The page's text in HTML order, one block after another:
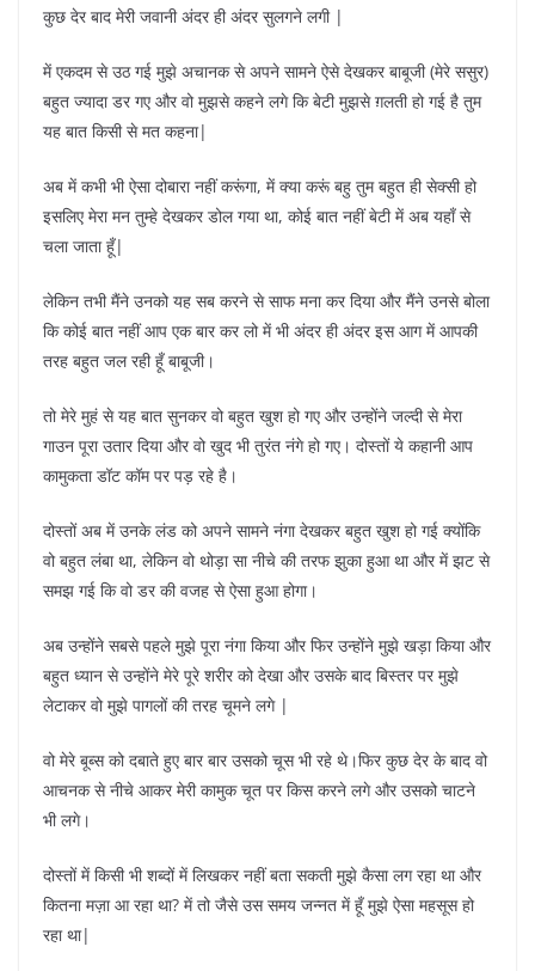
कुछ देर बाद मेरी जवानी अंदर ही अंदर सुलगने लगी |
में एकदम से उठ गई मुझे अचानक से अपने सामने ऐसे देखकर बाबूजी (मेरे ससुर)
बहुत ज्यादा डर गए और वो मुझसे कहने लगे कि बेटी मुझसे ग़लती हो गई है तुम
यह बात किसी से मत कहना|
अब में कभी भी ऐसा दोबारा नहीं करूंगा, में क्या करूं बहु तुम बहुत ही सेक्सी हो
इसलिए मेरा मन तुम्हे देखकर डोल गया था, कोई बात नहीं बेटी में अब यहाँ से
चला जाता हूँ|
लेकिन तभी मैंने उनको यह सब करने से साफ मना कर दिया और मैंने उनसे बोला
कि कोई बात नहीं आप एक बार कर लो में भी अंदर ही अंदर इस आग में आपकी
तरह बहुत जल रही हूँ बाबूजी।
तो मेरे मुहं से यह बात सुनकर वो बहुत खुश हो गए और उन्होंने जल्दी से मेरा
गाउन पूरा उतार दिया और वो खुद भी तुरंत नंगे हो गए। दोस्तों ये कहानी आप
कामुकता डॉट कॉम पर पड़ रहे है।
दोस्तों अब में उनके लंड को अपने सामने नंगा देखकर बहुत खुश हो गई क्योंकि
वो बहुत लंबा था, लेकिन वो थोड़ा सा नीचे की तरफ झुका हुआ था और में झट से
समझ गई कि वो डर की वजह से ऐसा हुआ होगा।
अब उन्होंने सबसे पहले मुझे पूरा नंगा किया और फिर उन्होंने मुझे खड़ा किया और
बहुत ध्यान से उन्होंने मेरे पूरे शरीर को देखा और उसके बाद बिस्तर पर मुझे
लेटाकर वो मुझे पागलों की तरह चूमने लगे |
वो मेरे बूब्स को दबाते हुए बार बार उसको चूस भी रहे थे।फिर कुछ देर के बाद वो
आचनक से नीचे आकर मेरी कामुक चूत पर किस करने लगे और उसको चाटने
भी लगे।
दोस्तों में किसी भी शब्दों में लिखकर नहीं बता सकती मुझे कैसा लग रहा था और
कितना मज़ा आ रहा था? में तो जैसे उस समय जन्नत में हूँ मुझे ऐसा महसूस हो
रहा था|